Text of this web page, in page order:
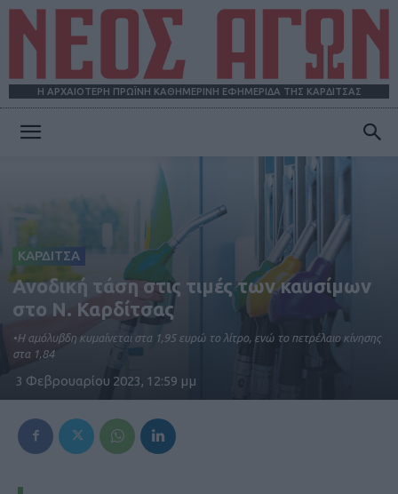
Η ΑΡΧΑΙΟΤΕΡΗ ΠΡΩΪΝΗ ΚΑΘΗΜΕΡΙΝΗ ΕΦΗΜΕΡΙΔΑ ΤΗΣ ΚΑΡΔΙΤΣΑΣ
ΑΓΩΝ
ΚΑΡΔΙΤΣΑ
Ανοδική τάση στις τιμές των καυσίμων
στο Ν. Καρδίτσας
•Η αμόλυβδη κυμαίνεται στα 1,95 ευρώ το λίτρο, ενώ το πετρέλαιο κίνησης
στα 1,84
3 Φεβρουαρίου 2023, 12:59 μμ